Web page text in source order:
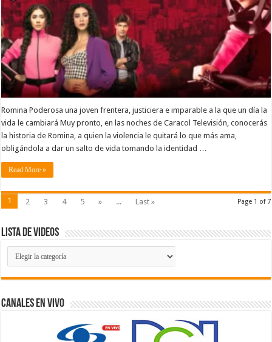
Romina Poderosa una joven frentera, justiciera e imparable a la que un día la
vida le cambiará Muy pronto, en las noches de Caracol Televisión, conocerás
la historia de Romina, a quien la violencia le quitará lo que más ama,
obligándola a dar un salto de vida tomando la identidad …
Read More »
Page 1 of 7
1 2 3 4 5 » ... Last »
Lista de Videos
Lista
de
Videos
Canales En Vivo